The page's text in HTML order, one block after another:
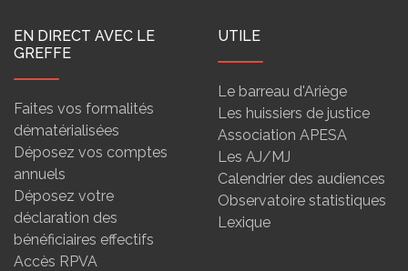
EN DIRECT AVEC LE
GREFFE
Faites vos formalités
dématérialisées
Déposez vos comptes
annuels
Déposez votre
déclaration des
bénéficiaires effectifs
Accès RPVA
UTILE
Le barreau d'Ariège
Les huissiers de justice
Association APESA
Les AJ/MJ
Calendrier des audiences
Observatoire statistiques
Lexique